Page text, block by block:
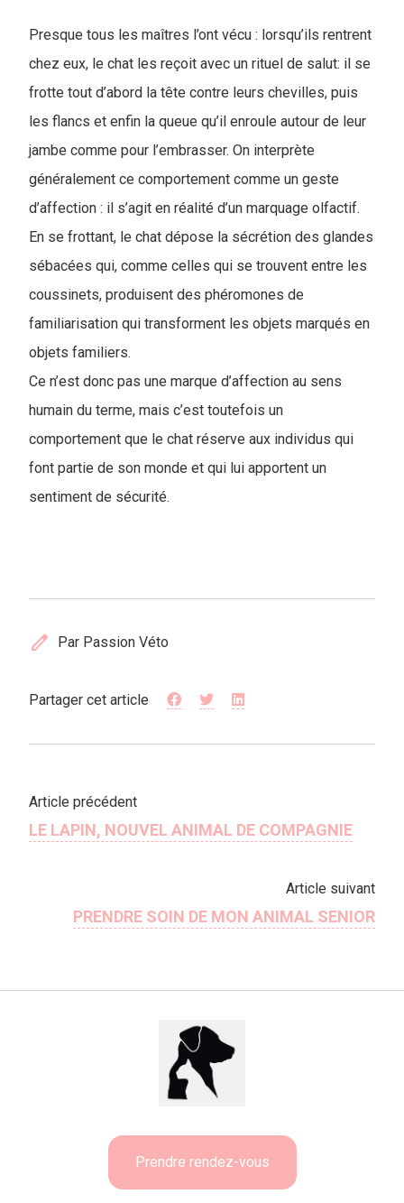
Presque tous les maîtres l’ont vécu : lorsqu’ils rentrent
chez eux, le chat les reçoit avec un rituel de salut: il se
frotte tout d’abord la tête contre leurs chevilles, puis
les flancs et enfin la queue qu’il enroule autour de leur
jambe comme pour l’embrasser. On interprète
généralement ce comportement comme un geste
d’affection : il s’agit en réalité d’un marquage olfactif.
En se frottant, le chat dépose la sécrétion des glandes
sébacées qui, comme celles qui se trouvent entre les
coussinets, produisent des phéromones de
familiarisation qui transforment les objets marqués en
objets familiers.
Ce n’est donc pas une marque d’affection au sens
humain du terme, mais c’est toutefois un
comportement que le chat réserve aux individus qui
font partie de son monde et qui lui apportent un
sentiment de sécurité.
edit Par Passion Véto
Partager cet article
Article précédent
LE LAPIN, NOUVEL ANIMAL DE COMPAGNIE
Article suivant
PRENDRE SOIN DE MON ANIMAL SENIOR
Prendre rendez-vous